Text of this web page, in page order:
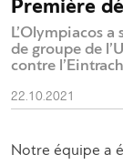
Première
L’Olympiacos
de groupe de
contre
22.10.2021
Notre équipe a